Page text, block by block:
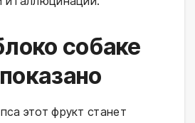
собаке
этот фрукт станет